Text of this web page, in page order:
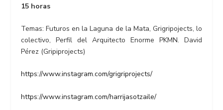
15 horas
Temas: Futuros en la Laguna de la Mata, Grigripojects, lo
colectivo, Perfil del Arquitecto Enorme PKMN. David
Pérez (Gripiprojects)
https://www.instagram.com/grigriprojects/
https://www.instagram.com/harrijasotzaile/